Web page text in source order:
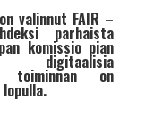
valinnut FAIR –
parhaista
komissio pian
digitaalisia
toiminnan on